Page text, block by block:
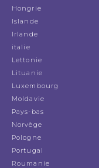
Hongrie
Islande
Irlande
italie
Lettonie
Lituanie
Luxembourg
Moldavie
Pays-bas
Norvège
Pologne
Portugal
Roumanie